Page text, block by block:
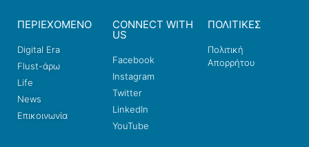
ΠΕΡΙΕΧΟΜΕΝΟ
Digital Era
Flust-άρω
Life
News
Επικοινωνία
CONNECT WITH
US
Facebook
Instagram
Twitter
LinkedIn
YouTube
ΠΟΛΙΤΙΚΕΣ
Πολιτική
Απορρήτου